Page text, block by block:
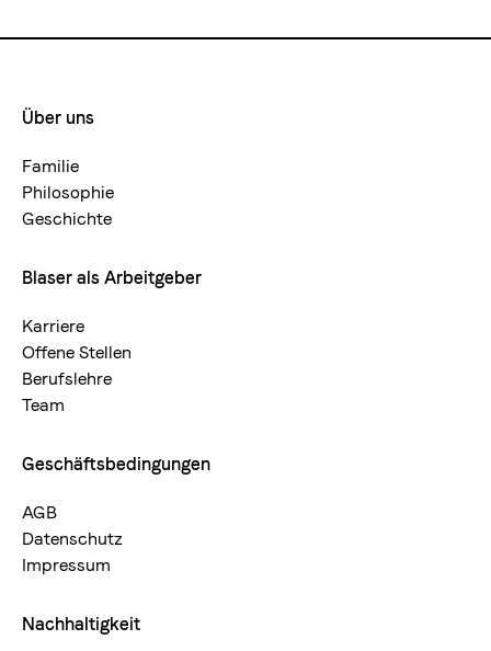
Footermenue-
neu
Über uns
Familie
Philosophie
Geschichte
Blaser als Arbeitgeber
Karriere
Offene Stellen
Berufslehre
Team
Geschäftsbedingungen
AGB
Datenschutz
Impressum
Nachhaltigkeit